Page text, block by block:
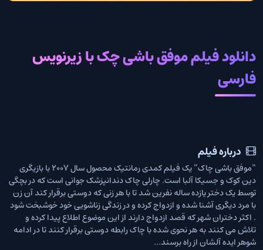
دانلود فیلم موفق باشی چک با زیرنویس
فارسی
درباره فیلم
“موفق باشی چاک” یک فیلم کمدی رمانتیک محصول سال ۲۰۰۷ با بازیگری
دین کوک و جسیکا آلبا است. چارلی چاک دندانپزشک جوانی است که در بچگی
توسط یک دختر یازده ساله نفرین شد تا با هر زنی که دوستی برقرار کند آن زن
با مرد دیگری آشنا شده و ازدواج کرده و در زندگی زناشویی خود خوشبخت شود
. اکثر دختران شهر که قصد ازدواج دارند از این موضوع اطلاع پیدا کرده و
تلاش می کنند به هر نحوی شده با چاک رابطه دوستی برقرار کنند تا در ادامه
شوهر ایده آلشان از راه برسند…